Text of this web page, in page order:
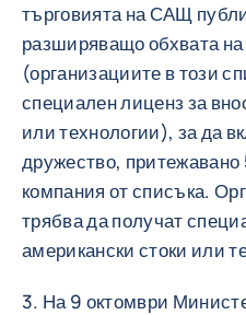
търговията на САЩ
разширяващо обхвата
(организациите в този
специален лиценз за
или технологии), за да
дружество, притежавано
компания от списъка.
трябва да получат
американски стоки или
3. На 9 октомври